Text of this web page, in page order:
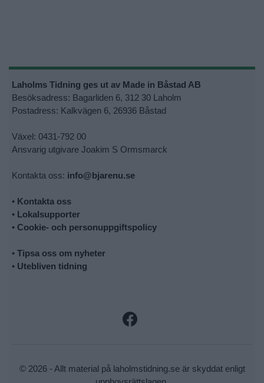
Laholms Tidning ges ut av Made in Båstad AB
Besöksadress: Bagarliden 6, 312 30 Laholm
Postadress: Kalkvägen 6, 26936 Båstad
Växel: 0431-792 00
Ansvarig utgivare Joakim S Ormsmarck
Kontakta oss: info@bjarenu.se
• Kontakta oss
• Lokalsupporter
• Cookie- och personuppgiftspolicy
• Tipsa oss om nyheter
• Utebliven tidning
© 2026 - Allt material på laholmstidning.se är skyddat enligt